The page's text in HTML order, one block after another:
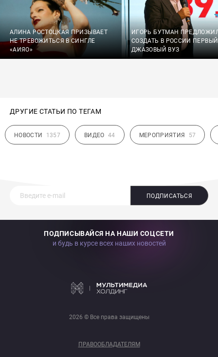
АЛИНА РОСТОЦКАЯ ПРИЗЫВАЕТ
НЕ ТРЕВОЖИТЬСЯ В СИНГЛЕ
«АИЯО»
ИГОРЬ БУТМАН
СОЗДАТЬ В РОССИИ ПЕРВЫЙ
ДЖАЗОВЫЙ ВУЗ
ДРУГИЕ СТАТЬИ ПО ТЕГАМ
НОВОСТИ 1357 ВИДЕО 44 МЕРОПРИЯТИЯ 57
ПОДПИСАТЬСЯ
ПОДПИСЫВАЙСЯ НА НАШИ СОЦСЕТИ
и будь в курсе всех наших новостей
2026 © Все права защищены
ПРАВООБЛАДАТЕЛЯМ